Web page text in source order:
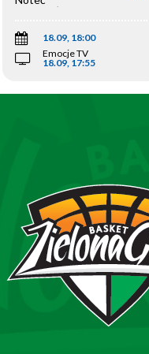
Inowrocław
18.09, 18:00
Emocje TV
18.09, 17:55